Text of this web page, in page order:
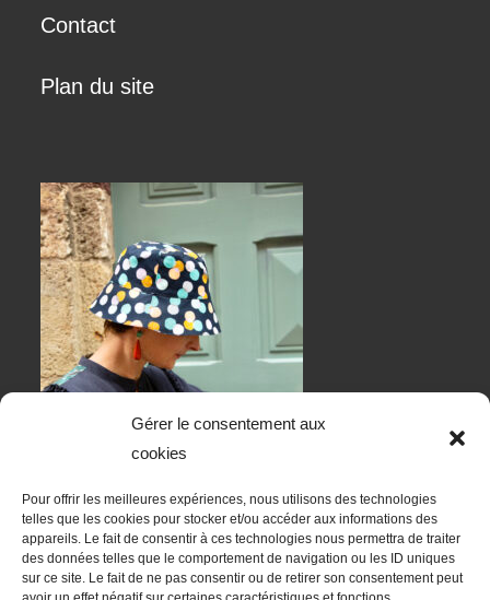
Gérer le consentement aux
cookies
Pour offrir les meilleures expériences, nous utilisons des technologies
telles que les cookies pour stocker et/ou accéder aux informations des
appareils. Le fait de consentir à ces technologies nous permettra de traiter
des données telles que le comportement de navigation ou les ID uniques
sur ce site. Le fait de ne pas consentir ou de retirer son consentement peut
Contact
Plan du site
RESTONS EN CONTACT